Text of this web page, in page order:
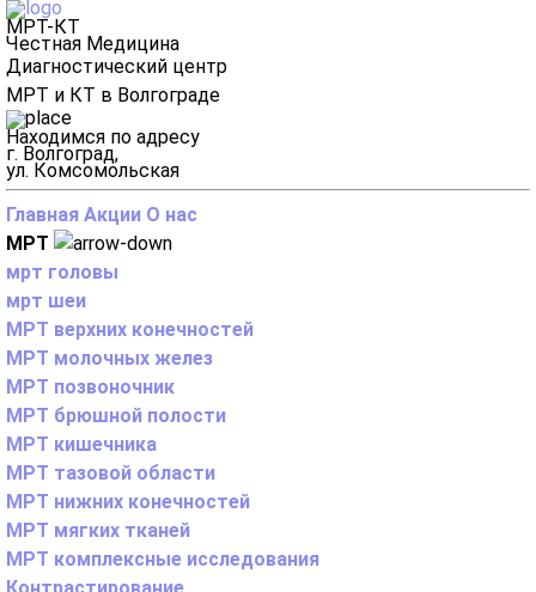
МРТ-КТ
Честная Медицина
Диагностический центр
МРТ и КТ в Волгограде
Находимся по адресу
г. Волгоград,
ул. Комсомольская
Главная Акции О нас
МРТ
мрт головы
мрт шеи
МРТ верхних конечностей
МРТ молочных желез
МРТ позвоночник
МРТ брюшной полости
МРТ кишечника
МРТ тазовой области
МРТ нижних конечностей
МРТ мягких тканей
МРТ комплексные исследования